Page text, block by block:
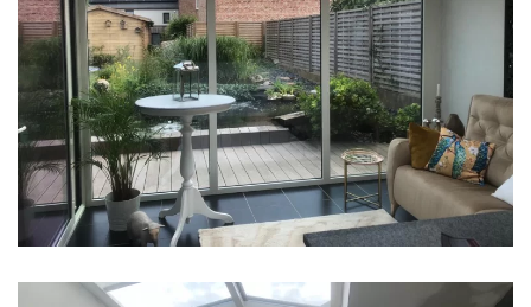
klik voor slideshow